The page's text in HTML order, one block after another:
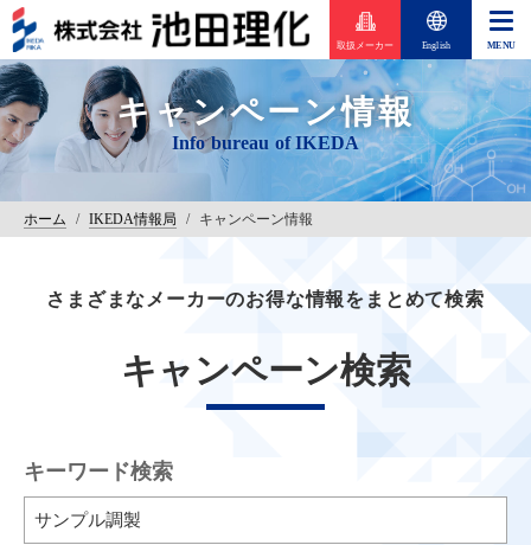
取扱メーカー English
キャンペーン情報
ホーム / IKEDA情報局 / キャンペーン情報
さまざまなメーカーのお得な情報をまとめて検索
キャンペーン検索
キーワード検索